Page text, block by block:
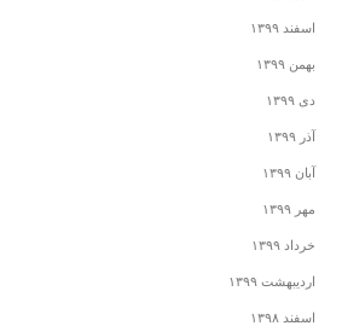
اسفند ۱۳۹۹
بهمن ۱۳۹۹
دی ۱۳۹۹
آذر ۱۳۹۹
آبان ۱۳۹۹
مهر ۱۳۹۹
خرداد ۱۳۹۹
اردیبهشت ۱۳۹۹
اسفند ۱۳۹۸